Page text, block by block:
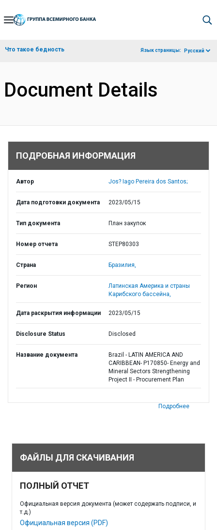
Skip
Navigation
Что такое бедность Язык страницы: Русский
Document Details
ПОДРОБНАЯ ИНФОРМАЦИЯ
Автор Jos? Iago Pereira dos Santos;
Дата подготовки документа 2023/05/15
Тип документа План закупок
Номер отчета STEP80303
Страна Бразилия,
Регион
Латинская Америка и страны
Карибского бассейна,
Дата раскрытия информации 2023/05/15
Disclosure Status Disclosed
Название документа
Brazil - LATIN AMERICA AND
CARIBBEAN- P170850- Energy and
Mineral Sectors Strengthening
Project II - Procurement Plan
Подробнее
ФАЙЛЫ ДЛЯ СКАЧИВАНИЯ
ПОЛНЫЙ ОТЧЕТ
Официальная версия документа (может содержать подписи, и
т.д.)
Официальная версия (PDF)